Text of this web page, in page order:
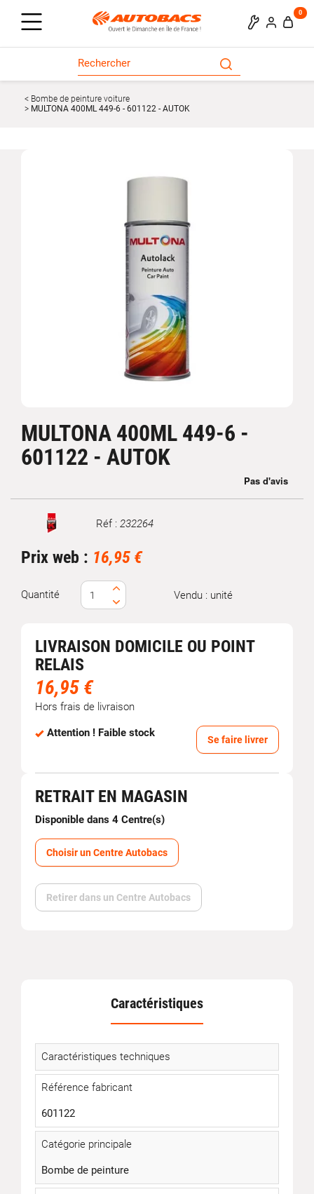
0
Bombe de peinture voiture
MULTONA 400ML 449-6 - 601122 - AUTOK
MULTONA 400ML 449-6 -
601122 - AUTOK
Marque Réf : 232264
Prix web : 16,95 €
Quantité Vendu : unité
LIVRAISON DOMICILE OU POINT
RELAIS
16,95 €
Hors frais de livraison
Attention ! Faible stock
Se faire livrer
RETRAIT EN MAGASIN
Disponible dans 4 Centre(s)
Choisir un Centre Autobacs
Retirer dans un Centre Autobacs
Caractéristiques
Caractéristiques techniques
Référence fabricant
601122
Catégorie principale
Bombe de peinture